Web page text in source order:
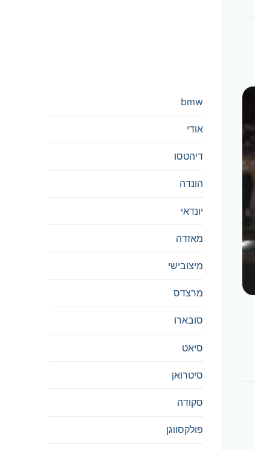
bmw
אודי
דיהטסו
הונדה
יונדאי
מאזדה
מיצובישי
מרצדס
סובארו
סיאט
סיטרואן
סקודה
פולקסווגן